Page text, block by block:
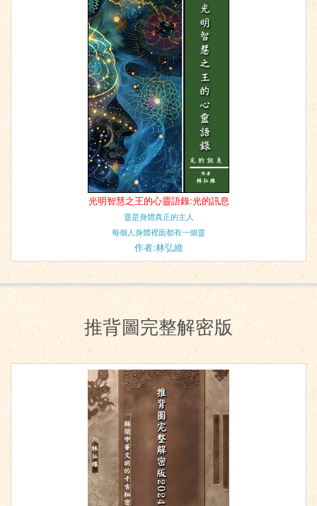
光明智慧之王的心靈語錄:光的訊息
靈是身體真正的主人
每個人身體裡面都有一個靈
作者:林弘維
推背圖完整解密版